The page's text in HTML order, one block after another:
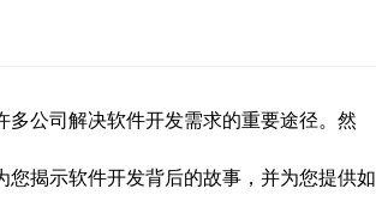
公司解决软件开发需求的重要途径。然
揭示软件开发背后的故事，并为您提供如